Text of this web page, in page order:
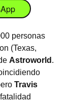
personas
(Texas,
Astroworld .
Travis